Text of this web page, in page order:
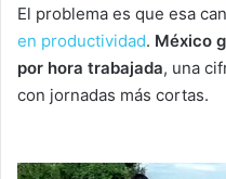
El problema es que esa
en productividad. México
por hora trabajada, una
con jornadas más cortas.